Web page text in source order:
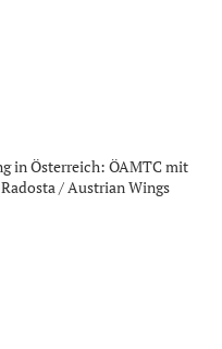
in Österreich: ÖAMTC mit
/ Austrian Wings